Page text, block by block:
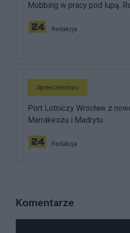
Mobbing w pracy pod lupą.
Redakcja
Społeczeństwo
Port Lotniczy Wrocław z
Marrakeszu i Madrytu
Redakcja
Komentarze